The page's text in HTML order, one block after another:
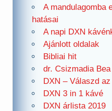
A mandulagomba
hatásai
A napi DXN
Ajánlott oldalak
Bibliai hit
dr. Csizmadia
DXN – Válaszd
DXN 3 in 1 kávé
DXN árlista 2019